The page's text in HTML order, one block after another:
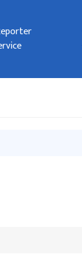
करार सेवा
सेवा सूचना
दौड
गरिन्छ ।
पेश गर्नुपर्ने
तर्फको )सूचना
निर्देशन
Delivery
Delivery